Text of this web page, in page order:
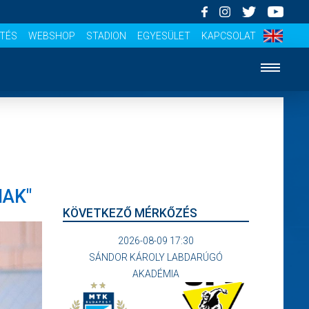
WEBSHOP STADION EGYESÜLET KAPCSOLAT
KÖVETKEZŐ MÉRKŐZÉS
2026-08-09 17:30
SÁNDOR KÁROLY LABDARÚGÓ
AKADÉMIA